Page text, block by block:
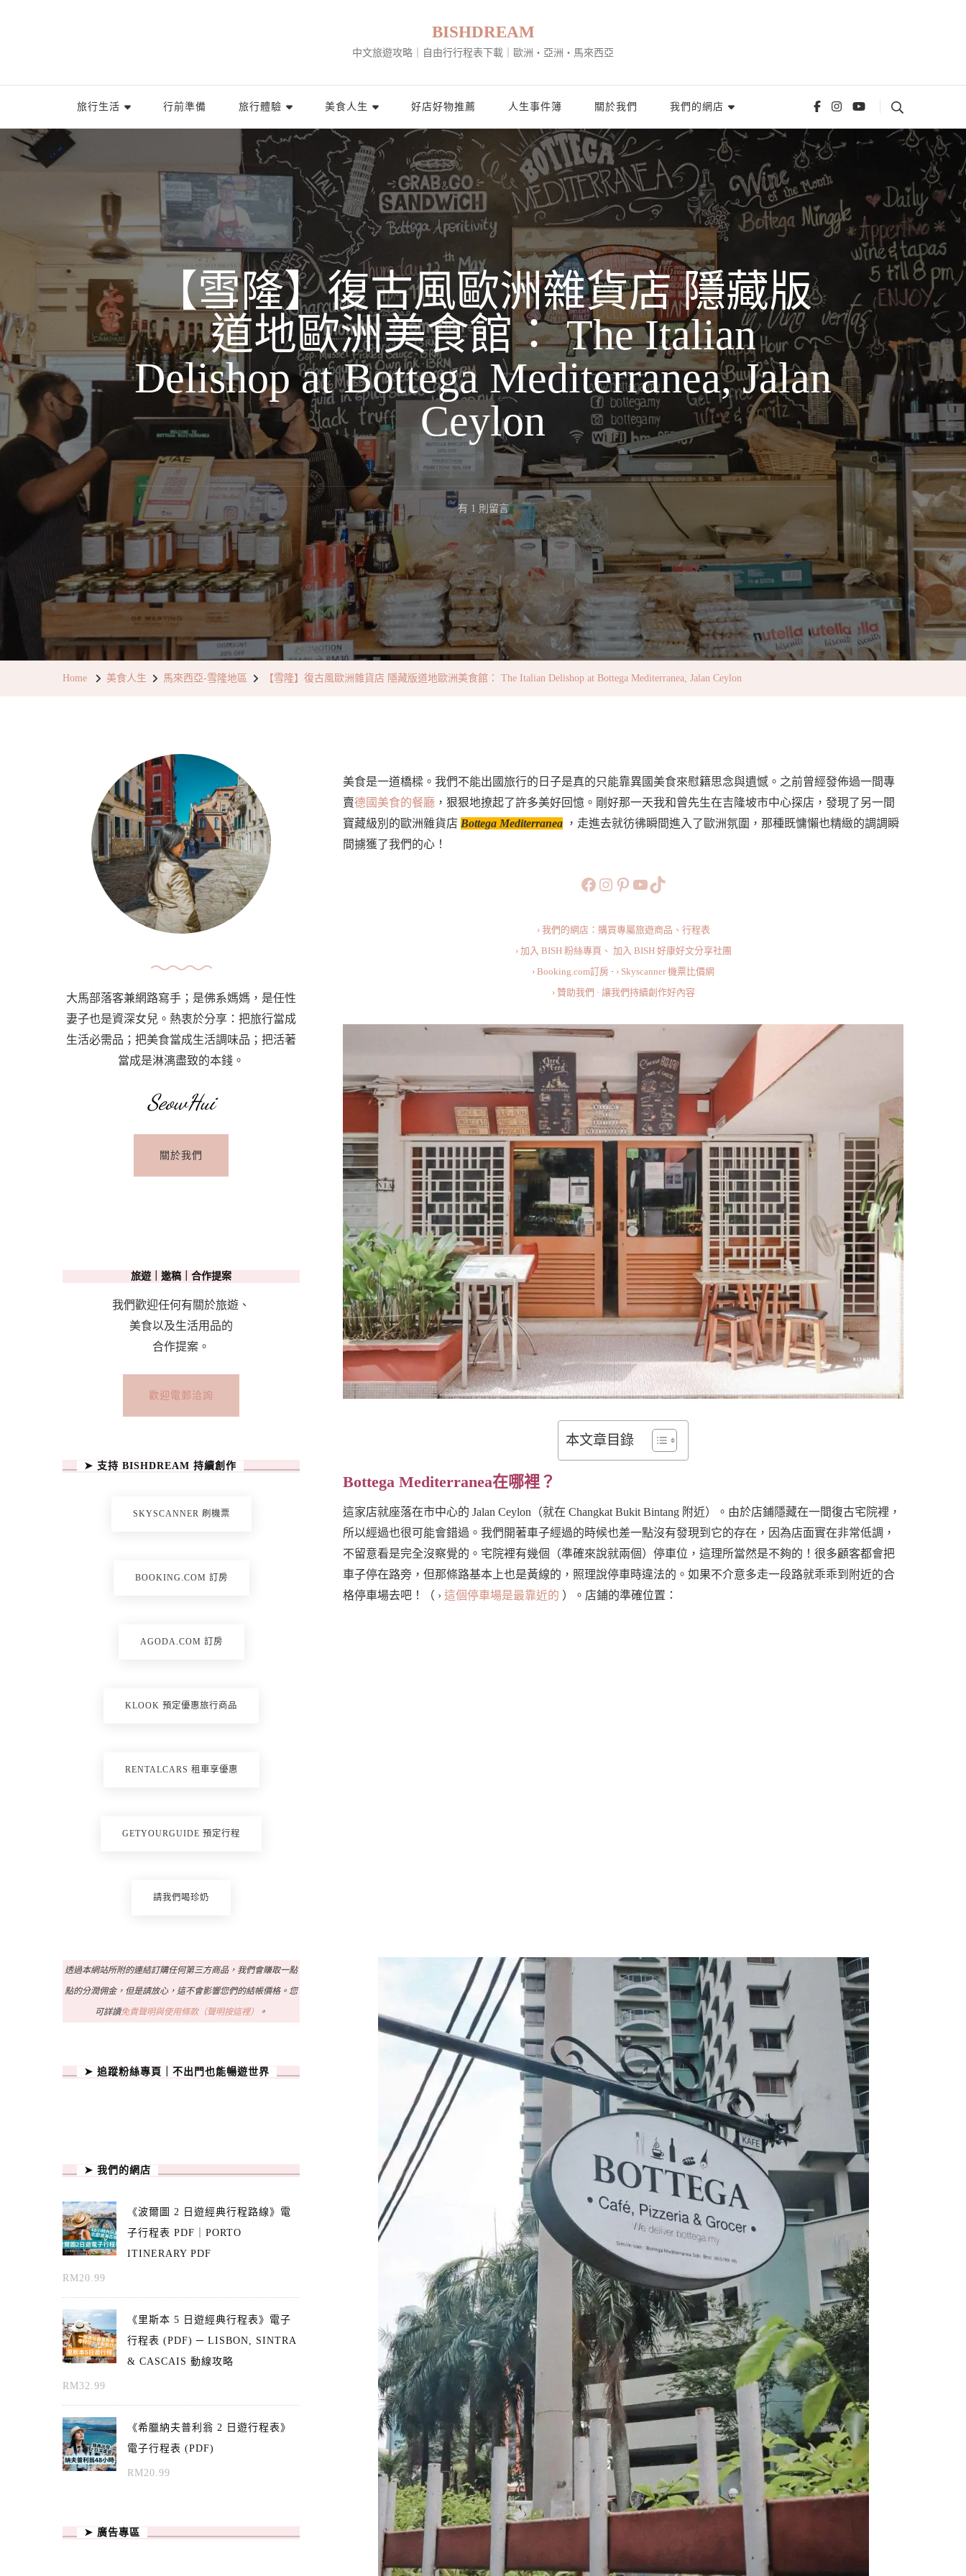
BISHDREAM
中文旅遊攻略｜自由行行程表下載｜歐洲・亞洲・馬來西亞
旅行生活 行前準備 旅行體驗 美食人生 好店好物推薦 人生事件簿 關於我們 我們的網店
【雪隆】復古風歐洲雜貨店 隱藏版
道地歐洲美食館： The Italian
Delishop at Bottega Mediterranea, Jalan
Ceylon
在
〈【雪
復
古
風
歐
洲
雜
版
道
地
Bottega
Ceylon〉
中
有 1 則留言
Home 美食人生 馬來西亞-雪隆地區 【雪隆】復古風歐洲雜貨店 隱藏版道地歐洲美食館： The Italian Delishop at Bottega Mediterranea, Jalan Ceylon
美食是一道橋樑。我們不能出國旅行的日子是真的只能靠異國美食來慰籍思念與遺憾。之前曾經發佈過一間專
賣德國美食的餐廳 ，狠狠地撩起了許多美好回憶。剛好那一天我和曾先生在吉隆坡市中心探店，發現了另一間
寶藏級別的歐洲雜貨店 Bottega Mediterranea ，走進去就彷彿瞬間進入了歐洲氛圍，那種既慵懶也精緻的調調瞬
間擄獲了我們的心！
https://www.facebook.com/bishdream
https://www.instagram.com/bishdream/
https://www.pinterest.com/BISHDREAM/
旅行美食小短片TikTok
› 我們的網店：購買專屬旅遊商品、行程表
› 加入 BISH 粉絲專頁、 加入 BISH 好康好文分享社團
› Booking.com訂房 · › Skyscanner 機票比價網
› 贊助我們 · 讓我們持續創作好內容
本文章目錄
Bottega Mediterranea在哪裡？
這家店就座落在市中心的 Jalan Ceylon（就在 Changkat Bukit Bintang 附近）。由於店鋪隱藏在一間復古宅院裡，
所以經過也很可能會錯過。我們開著車子經過的時候也差一點沒有發現到它的存在，因為店面實在非常低調，
不留意看是完全沒察覺的。宅院裡有幾個（準確來說就兩個）停車位，這理所當然是不夠的！很多顧客都會把
車子停在路旁，但那條路基本上也是黃線的，照理說停車時違法的。如果不介意多走一段路就乖乖到附近的合
格停車場去吧！（ › 這個停車場是最靠近的 ）。店鋪的準確位置：
大馬部落客兼網路寫手；是佛系媽媽，是任性
妻子也是資深女兒。熱衷於分享：把旅行當成
生活必需品；把美食當成生活調味品；把活著
當成是淋漓盡致的本錢。
SeowHui
關於我們
旅遊｜邀稿｜合作提案
我們歡迎任何有關於旅遊、
美食以及生活用品的
合作提案。
歡迎電郵洽詢
➤ 支持 BISHDREAM 持續創作
SKYSCANNER 刷機票
BOOKING.COM 訂房
AGODA.COM 訂房
KLOOK 預定優惠旅行商品
RENTALCARS 租車享優惠
GETYOURGUIDE 預定行程
請我們喝珍奶
透過本網站所附的連結訂購任何第三方商品，我們會賺取一點
點的分潤佣金，但是請放心，這不會影響您們的結帳價格。您
可詳讀免責聲明與使用條款（聲明按這裡） 。
➤ 追蹤粉絲專頁｜不出門也能暢遊世界
➤ 我們的網店
《波爾圖 2 日遊經典行程路線》電
子行程表 PDF｜PORTO
ITINERARY PDF
RM20.99
《里斯本 5 日遊經典行程表》電子
行程表 (PDF) ─ LISBON, SINTRA
& CASCAIS 動線攻略
RM32.99
《希臘納夫普利翁 2 日遊行程表》
電子行程表 (PDF)
RM20.99
➤ 廣告專區